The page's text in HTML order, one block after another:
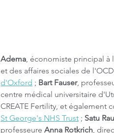
Adema, économiste principal à
et des affaires sociales de
d'Oxford ; Bart Fauser,
centre médical universitaire
CREATE Fertility, et
St George's NHS Trust ; Satu
professeure Anna Rotkrich,